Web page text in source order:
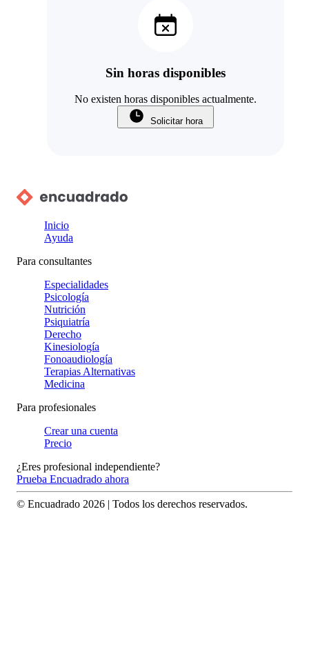
Sin horas disponibles
No existen horas disponibles actualmente.
Solicitar hora
Inicio
Ayuda
Para consultantes
Especialidades
Psicología
Nutrición
Psiquiatría
Derecho
Kinesiología
Fonoaudiología
Terapias Alternativas
Medicina
Para profesionales
Crear una cuenta
Precio
¿Eres profesional independiente?
Prueba Encuadrado ahora
© Encuadrado 2026 | Todos los derechos reservados.